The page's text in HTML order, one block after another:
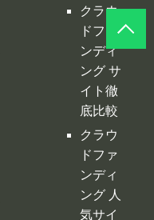
ンディ
ング入
門編
クラウ
ドファ
ンディ
ング サ
イト徹
底比較
クラウ
ドファ